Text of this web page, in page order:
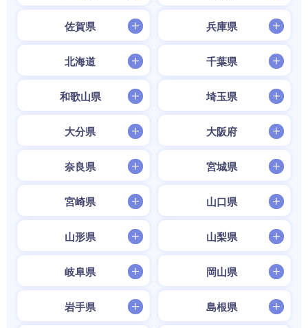
佐賀県 兵庫県
北海道 千葉県
和歌山県 埼玉県
大分県 大阪府
奈良県 宮城県
宮崎県 山口県
山形県 山梨県
岐阜県 岡山県
岩手県 島根県